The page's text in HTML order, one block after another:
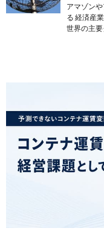
アマゾン
る 経済産
世界の主